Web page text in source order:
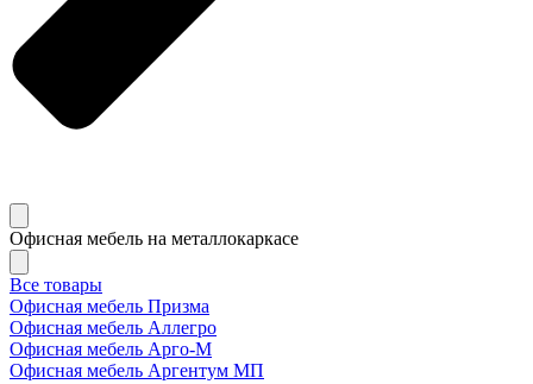
Офисная мебель на металлокаркасе
Все товары
Офисная мебель Призма
Офисная мебель Аллегро
Офисная мебель Арго-М
Офисная мебель Аргентум МП